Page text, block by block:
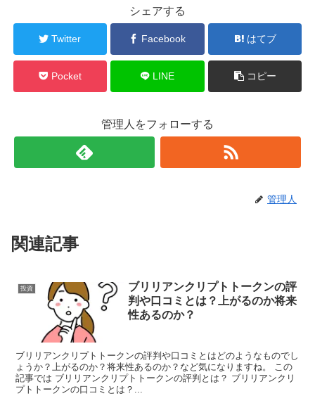
シェアする
Twitter Facebook はてブ
Pocket LINE コピー
管理人をフォローする
管理人
関連記事
投資
ブリリアンクリプトトークンの評
判や口コミとは？上がるのか将来
性あるのか？
ブリリアンクリプトトークンの評判や口コミとはどのようなものでし
ょうか？上がるのか？将来性あるのか？など気になりますね。 この
記事では ブリリアンクリプトトークンの評判とは？ ブリリアンクリ
プトトークンの口コミとは？...